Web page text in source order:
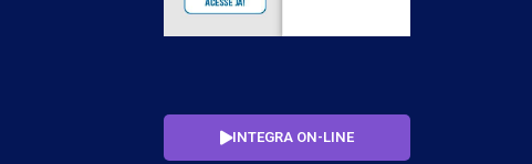
INTEGRA ON-LINE